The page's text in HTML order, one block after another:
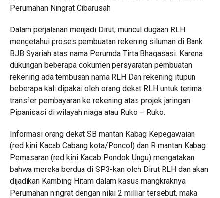
Perumahan Ningrat Cibarusah
Dalam perjalanan menjadi Dirut, muncul dugaan RLH
mengetahui proses pembuatan rekening siluman di Bank
BJB Syariah atas nama Perumda Tirta Bhagasasi. Karena
dukungan beberapa dokumen persyaratan pembuatan
rekening ada tembusan nama RLH Dan rekening itupun
beberapa kali dipakai oleh orang dekat RLH untuk terima
transfer pembayaran ke rekening atas projek jaringan
Pipanisasi di wilayah niaga atau Ruko – Ruko.
Informasi orang dekat SB mantan Kabag Kepegawaian
(red kini Kacab Cabang kota/Poncol) dan R mantan Kabag
Pemasaran (red kini Kacab Pondok Ungu) mengatakan
bahwa mereka berdua di SP3-kan oleh Dirut RLH dan akan
dijadikan Kambing Hitam dalam kasus mangkraknya
Perumahan ningrat dengan nilai 2 milliar tersebut. maka